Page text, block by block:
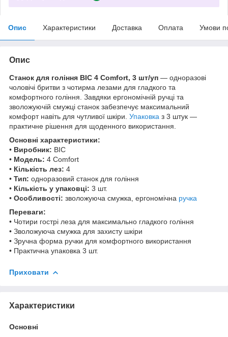
Опис Характеристики Доставка Оплата Умови
Опис
Станок для гоління BIC 4 Comfort, 3 шт/уп — одноразові
чоловічі бритви з чотирма лезами для гладкого та
комфортного гоління. Завдяки ергономічній ручці та
зволожуючій смужці станок забезпечує максимальний
комфорт навіть для чутливої шкіри. Упаковка з 3 штук —
практичне рішення для щоденного використання.
Основні характеристики:
• Виробник: BIC
• Модель: 4 Comfort
• Кількість лез: 4
• Тип: одноразовий станок для гоління
• Кількість у упаковці: 3 шт.
• Особливості: зволожуюча смужка, ергономічна ручка
Переваги:
• Чотири гострі леза для максимально гладкого гоління
• Зволожуюча смужка для захисту шкіри
• Зручна форма ручки для комфортного використання
• Практична упаковка 3 шт.
Приховати
Характеристики
Основні